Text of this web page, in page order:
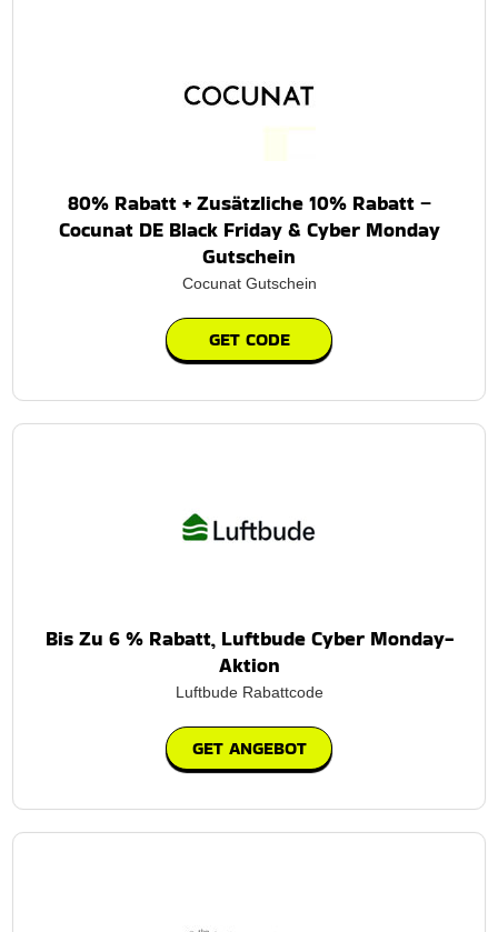
80% Rabatt + Zusätzliche 10% Rabatt –
Cocunat DE Black Friday & Cyber Monday
Gutschein
Cocunat Gutschein
GET CODE
Bis Zu 6 % Rabatt, Luftbude Cyber Monday-
Aktion
Luftbude Rabattcode
GET ANGEBOT